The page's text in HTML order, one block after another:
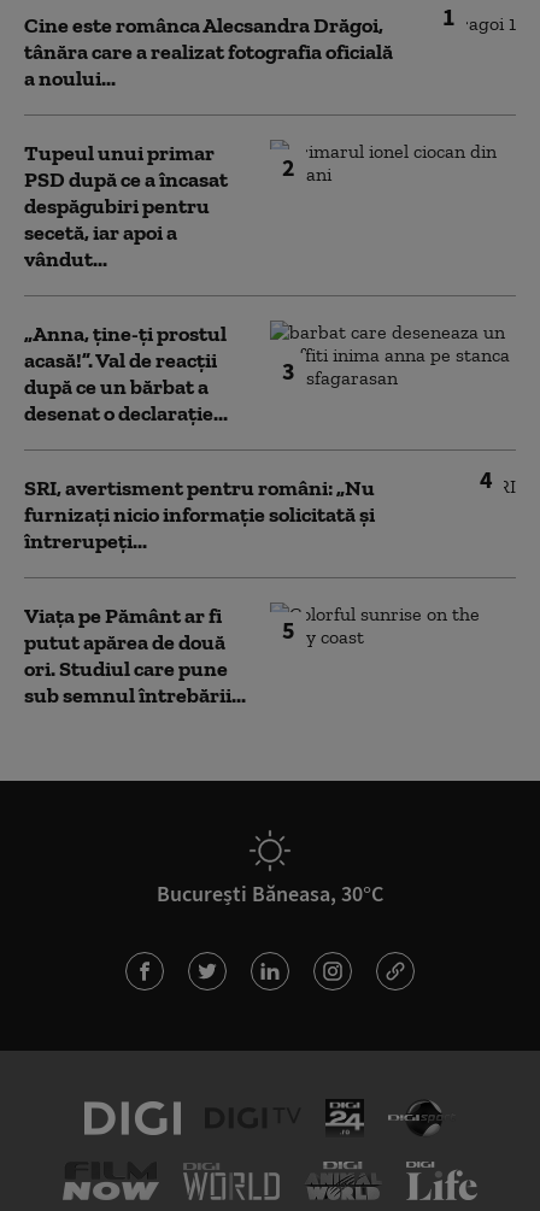
1
Cine este românca Alecsandra Drăgoi,
tânăra care a realizat fotografia oficială
a noului...
2
Tupeul unui primar
PSD după ce a încasat
despăgubiri pentru
secetă, iar apoi a
vândut...
3
„Anna, ţine-ţi prostul
acasă!”. Val de reacții
după ce un bărbat a
desenat o declarație...
4
SRI, avertisment pentru români: „Nu
furnizați nicio informație solicitată și
întrerupeți...
5
Viața pe Pământ ar fi
putut apărea de două
ori. Studiul care pune
sub semnul întrebării...
București Băneasa, 30°C